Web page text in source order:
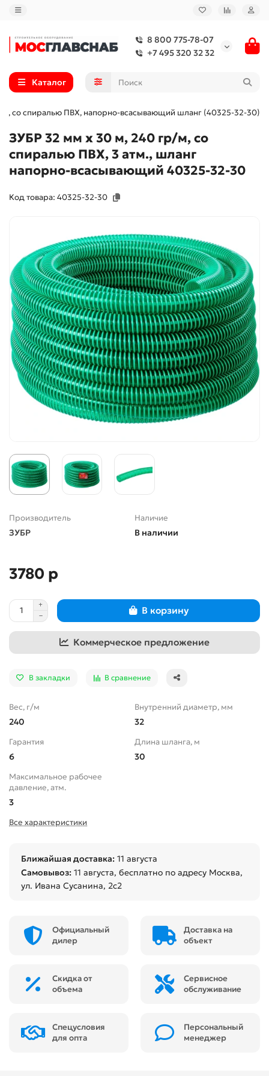
8 800 775-78-07
+7 495 320 32 32
Каталог
со спиралью ПВХ, напорно-всасывающий шланг (40325-32-30)
ЗУБР 32 мм x 30 м, 240 гр/м, со
спиралью ПВХ, 3 атм., шланг
напорно-всасывающий 40325-32-30
Код товара: 40325-32-30
Производитель
ЗУБР
Наличие
В наличии
3780 р
В корзину
Коммерческое предложение
В закладки В сравнение
Вес, г/м
240
Внутренний диаметр, мм
32
Гарантия
6
Длина шланга, м
30
Максимальное рабочее
давление, атм.
3
Все характеристики
Ближайшая доставка: 11 августа
Самовывоз: 11 августа, бесплатно по адресу Москва,
ул. Ивана Сусанина, 2с2
Официальный
дилер
Доставка на
объект
Скидка от
объема
Сервисное
обслуживание
Спецусловия
для опта
Персональный
менеджер